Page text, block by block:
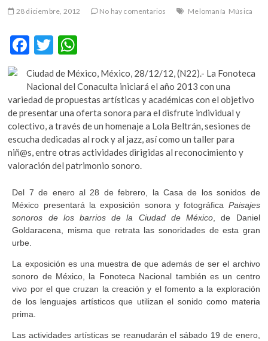
28 diciembre, 2012 No hay comentarios Melomanía Música
F
ac
e
b
o
o
k
T
w
itt
er
h
at
s
A
p
p
Ciudad de México, México, 28/12/12, (N22).- La Fonoteca
Nacional del Conaculta iniciará el año 2013 con una
variedad de propuestas artísticas y académicas con el objetivo
de presentar una oferta sonora para el disfrute individual y
colectivo, a través de un homenaje a Lola Beltrán, sesiones de
escucha dedicadas al rock y al jazz, así como un taller para
niñ@s, entre otras actividades dirigidas al reconocimiento y
valoración del patrimonio sonoro.
Del 7 de enero al 28 de febrero, la Casa de los sonidos de
México presentará la exposición sonora y fotográfica Paisajes
sonoros de los barrios de la Ciudad de México, de Daniel
Goldaracena, misma que retrata las sonoridades de esta gran
urbe.
La exposición es una muestra de que además de ser el archivo
sonoro de México, la Fonoteca Nacional también es un centro
vivo por el que cruzan la creación y el fomento a la exploración
de los lenguajes artísticos que utilizan el sonido como materia
prima.
Las actividades artísticas se reanudarán el sábado 19 de enero,